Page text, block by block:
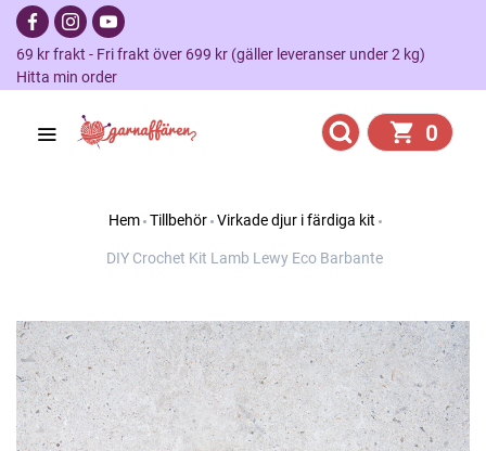
69 kr frakt - Fri frakt över 699 kr (gäller leveranser under 2 kg)
Hitta min order
0
Hem Tillbehör Virkade djur i färdiga kit
DIY Crochet Kit Lamb Lewy Eco Barbante